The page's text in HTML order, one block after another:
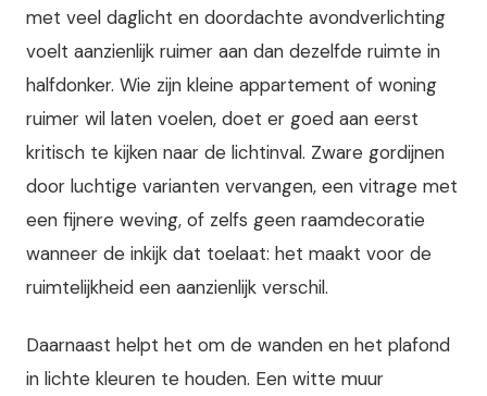
met veel daglicht en doordachte avondverlichting
voelt aanzienlijk ruimer aan dan dezelfde ruimte in
halfdonker. Wie zijn kleine appartement of woning
ruimer wil laten voelen, doet er goed aan eerst
kritisch te kijken naar de lichtinval. Zware gordijnen
door luchtige varianten vervangen, een vitrage met
een fijnere weving, of zelfs geen raamdecoratie
wanneer de inkijk dat toelaat: het maakt voor de
ruimtelijkheid een aanzienlijk verschil.
Daarnaast helpt het om de wanden en het plafond
in lichte kleuren te houden. Een witte muur